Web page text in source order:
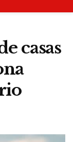
casas